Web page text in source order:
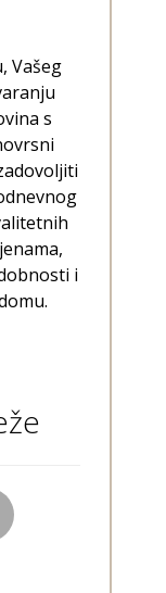
Vašeg
s
i